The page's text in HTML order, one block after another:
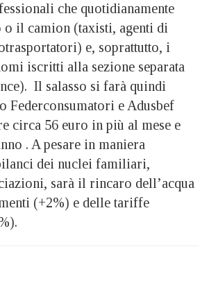
che quotidianamente
o il camion (taxisti, agenti di
e, soprattutto, i
iscritti alla sezione separata
Il salasso si farà quindi
Federconsumatori e Adusbef
circa 56 euro in più al mese e
. A pesare in maniera
dei nuclei familiari,
sarà il rincaro dell’acqua
(+2%) e delle tariffe